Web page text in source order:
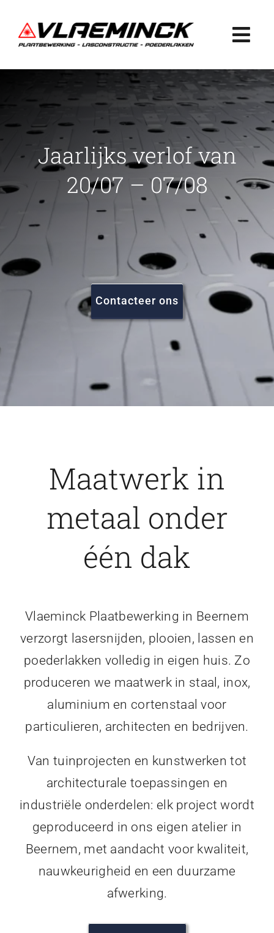
naar
inhoud
Plaatbewerking
Lasconstructie
Poederlakken
Projecten
FAQ
Vacatures
Jaarlijks verlof van
20/07 – 07/08
Contacteer ons
Maatwerk in
metaal onder
één dak
Vlaeminck Plaatbewerking in Beernem
verzorgt lasersnijden, plooien, lassen en
poederlakken volledig in eigen huis. Zo
produceren we maatwerk in staal, inox,
aluminium en cortenstaal voor
particulieren, architecten en bedrijven.
Van tuinprojecten en kunstwerken tot
architecturale toepassingen en
industriële onderdelen: elk project wordt
geproduceerd in ons eigen atelier in
Beernem, met aandacht voor kwaliteit,
nauwkeurigheid en een duurzame
afwerking.